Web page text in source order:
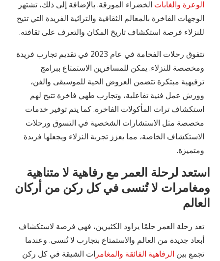
الوعرة والغابات الخضراء المورقة. بالإضافة إلى ذلك، تشتهر
الوجهات الفاخرة بالمعالم الثقافية والتراثية الفريدة التي تتيح
للنزلاء فرصة استكشاف تاريخ المكان والتعرف على ثقافته.
تتفوق رحلات الفخامة في عام 2023 في تقديم تجارب فريدة
ومخصصة للنزلاء. يمكن للمسافرين الاستمتاع ببرامج
ترفيهية مبتكرة تتضمن العروض الحية للموسيقى والفن،
وورش عمل فنية تفاعلية، وتجارب طهي فاخرة تتيح لهم
استكشاف تراث المأكولات الفاخرة. كما يتم توفير خدمات
مخصصة مثل الاستشارات الشخصية في التسوق ورحلات
الاستكشاف الخاصة، مما يعزز تجربة النزلاء ويجعلها فريدة
ومتميزة.
استعد لرحلة العمر مع رفاهية لا متناهية
ومغامرات لا تُنسى في كل ركن من أركان
العالم
تعد رحلة العمر حلمًا يراود الكثيرين، فهي فرصة لاستكشاف
أبعاد جديدة من العالم والاستمتاع بتجارب لا تُنسى. وعندما
تجمع بين الرفاهية الفائقة والمغامر ات الشيقة في كل ركن